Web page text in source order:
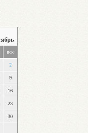
вск
2
9
16
23
30